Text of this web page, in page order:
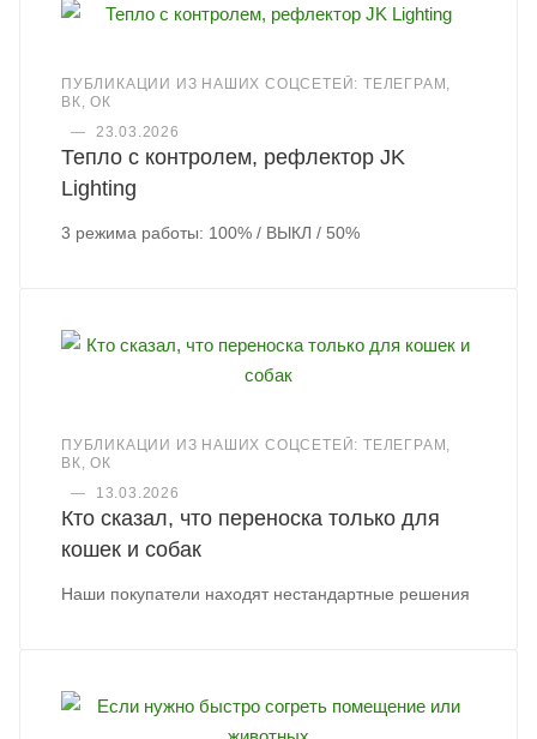
ПУБЛИКАЦИИ ИЗ НАШИХ СОЦСЕТЕЙ: ТЕЛЕГРАМ,
ВК, ОК
—
23.03.2026
Тепло с контролем, рефлектор JK
Lighting
3 режима работы: 100% / ВЫКЛ / 50%
ПУБЛИКАЦИИ ИЗ НАШИХ СОЦСЕТЕЙ: ТЕЛЕГРАМ,
ВК, ОК
—
13.03.2026
Кто сказал, что переноска только для
кошек и собак
Наши покупатели находят нестандартные решения